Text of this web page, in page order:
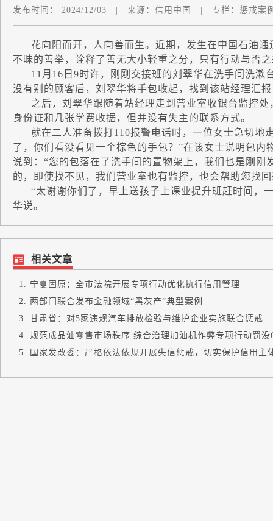
发布时间： 2024/12/03 来源： 信用中国 专栏： 惩戒案
花向阳而开，人向善而生。近期，发生在中国石油通
不昧的善举，诠释了善无大小轻重之分，只有行动与否
11月16日9时许，刚刚交接班的刘翠华在洗手间洗漱
没有别的顾客后，刘翠华将手包收起，找到该站经理汇
之后，刘翠华跟随着站经理走到营业室收银台监控处
身份证和几张学费收据，但并没有失主的联系方式。
就在二人准备拨打110报警电话时，一位女士急切地
了，你们看没看见一个棕色的手包？”在该女士说明包
说到：“您的包落在了洗手间的置物架上，我们也是刚
的，即使找不见，我们营业室也有监控，也会帮助您找
“太谢谢你们了，早上送孩子上课业提升班赶时间，
华说。
相关文章
宁夏固原：全市法院开展专项行动优化执行信用管理
两部门联合发布金融领域“黑灰产”典型案例
甘肃省：对5家违规汽车排放检验与维护企业实施联合惩戒
规范成品油零售市场秩序 综合治理加油机作弊专项行动罚
国家发改委：严格依法依规开展失信惩戒，切实保护信用主